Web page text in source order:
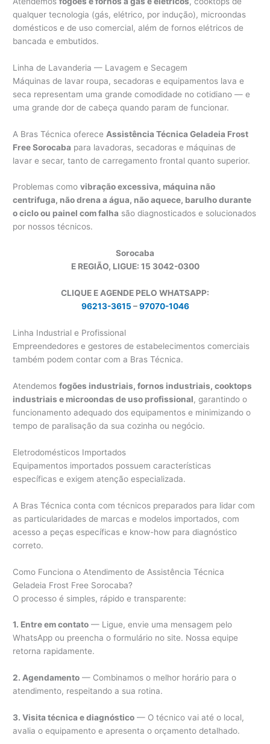
qualquer tecnologia (gás, elétrico, por indução), microondas
domésticos e de uso comercial, além de fornos elétricos de
bancada e embutidos.
Linha de Lavanderia — Lavagem e Secagem
Máquinas de lavar roupa, secadoras e equipamentos lava e
seca representam uma grande comodidade no cotidiano — e
uma grande dor de cabeça quando param de funcionar.
A Bras Técnica oferece Assistência Técnica Geladeia Frost
Free Sorocaba para lavadoras, secadoras e máquinas de
lavar e secar, tanto de carregamento frontal quanto superior.
Problemas comovibração excessiva, máquina não
centrifuga, não drena a água, não aquece, barulho durante
o ciclo ou painel com falha são diagnosticados e solucionados
por nossos técnicos.
Sorocaba
E REGIÃO, LIGUE: 15 3042-0300
CLIQUE E AGENDE PELO WHATSAPP:
96213-3615 –97070-1046
Linha Industrial e Profissional
Empreendedores e gestores de estabelecimentos comerciais
também podem contar com a Bras Técnica.
Atendemosfogões industriais, fornos industriais, cooktops
industriais e microondas de uso profissional, garantindo o
funcionamento adequado dos equipamentos e minimizando o
tempo de paralisação da sua cozinha ou negócio.
Eletrodomésticos Importados
Equipamentos importados possuem características
específicas e exigem atenção especializada.
A Bras Técnica conta com técnicos preparados para lidar com
as particularidades de marcas e modelos importados, com
acesso a peças específicas e know-how para diagnóstico
correto.
Como Funciona o Atendimento de Assistência Técnica
Geladeia Frost Free Sorocaba?
O processo é simples, rápido e transparente:
1. Entre em contato — Ligue, envie uma mensagem pelo
WhatsApp ou preencha o formulário no site. Nossa equipe
retorna rapidamente.
2. Agendamento — Combinamos o melhor horário para o
atendimento, respeitando a sua rotina.
3. Visita técnica e diagnóstico — O técnico vai até o local,
avalia o equipamento e apresenta o orçamento detalhado.